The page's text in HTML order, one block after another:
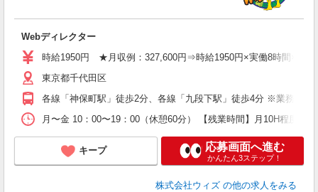
Webディレクター
時給1950円 ★月収例：327,600円⇒時給1950円×実働8時間×21日
東京都千代田区
各線「神保町駅」徒歩2分、各線「九段下駅」徒歩4分 ※業務に
月〜金 10：00〜19：00（休憩60分） 【残業時間】月10H程度 【
キープ 応募画面へ進む
かんたん3ステップ！
株式会社ウィズ の他の求人をみる